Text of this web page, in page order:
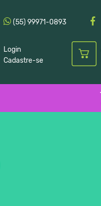
(55) 99971-0893
Login
Cadastre-se